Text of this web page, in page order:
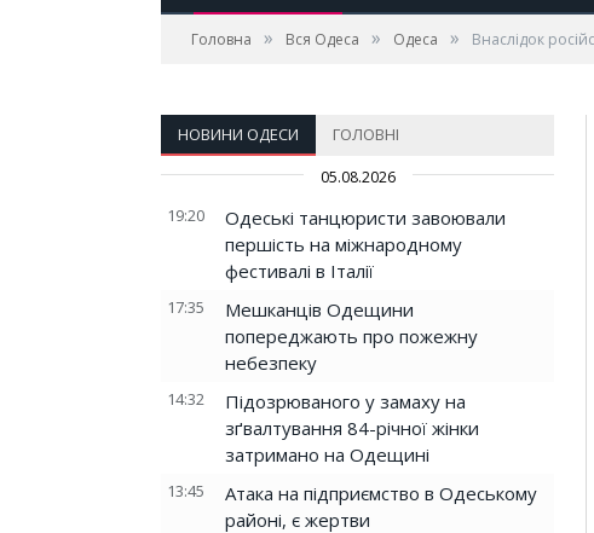
Головна » Вся Одеса » Одеса » Внаслідок
НОВИНИ ОДЕСИ ГОЛОВНІ
05.08.2026
19:20
Одеські танцюристи завоювали
першість на міжнародному
фестивалі в Італії
17:35
Мешканців Одещини
попереджають про пожежну
небезпеку
14:32
Підозрюваного у замаху на
зґвалтування 84-річної жінки
затримано на Одещині
13:45
Атака на підприємство в Одеському
районі, є жертви